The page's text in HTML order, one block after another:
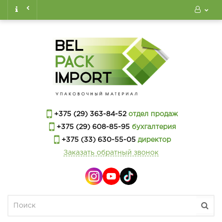
+375 (29) 363-84-52 отдел продаж
+375 (29) 608-85-95бухгалтерия
+375 (33) 630-55-05директор
Заказать обратный звонок